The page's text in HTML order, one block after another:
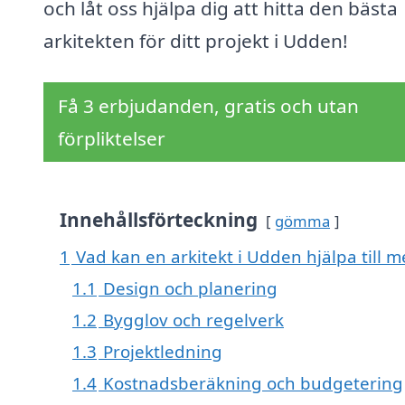
och låt oss hjälpa dig att hitta den bästa
arkitekten för ditt projekt i Udden!
Få 3 erbjudanden, gratis och utan
förpliktelser
Innehållsförteckning gömma
1 Vad kan en arkitekt i Udden hjälpa till
1.1 Design och planering
1.2 Bygglov och regelverk
1.3 Projektledning
1.4 Kostnadsberäkning och budgetering